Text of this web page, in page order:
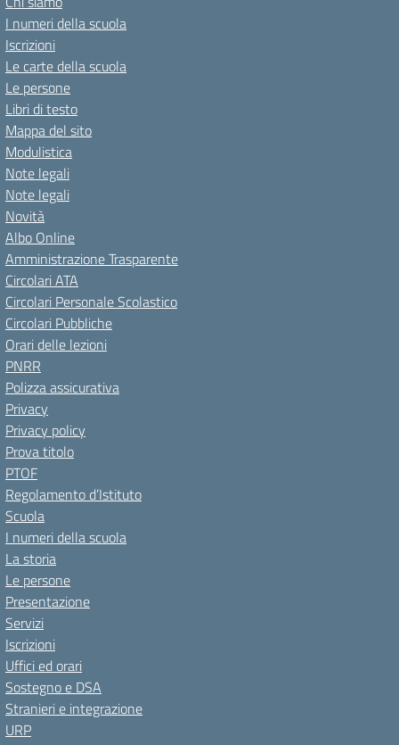
I numeri della scuola
Iscrizioni
Le carte della scuola
Le persone
Libri di testo
Mappa del sito
Modulistica
Note legali
Note legali
Novità
Albo Online
Amministrazione Trasparente
Circolari ATA
Circolari Personale Scolastico
Circolari Pubbliche
Orari delle lezioni
PNRR
Polizza assicurativa
Privacy
Privacy policy
Prova titolo
PTOF
Regolamento d’Istituto
Scuola
I numeri della scuola
La storia
Le persone
Presentazione
Servizi
Iscrizioni
Uffici ed orari
Sostegno e DSA
Stranieri e integrazione
URP